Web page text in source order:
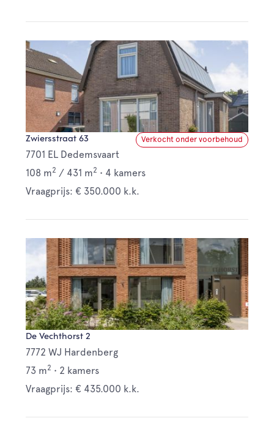
Verkocht onder voorbehoud
Zwiersstraat 63
7701 EL Dedemsvaart
108 m2 / 431 m2 • 4 kamers
Vraagprijs: € 350.000 k.k.
De Vechthorst 2
7772 WJ Hardenberg
73 m2 • 2 kamers
Vraagprijs: € 435.000 k.k.